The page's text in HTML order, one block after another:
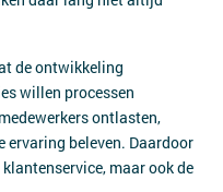
de ontwikkeling
willen processen
ontlasten,
ervaring beleven. Daardoor
maar ook de